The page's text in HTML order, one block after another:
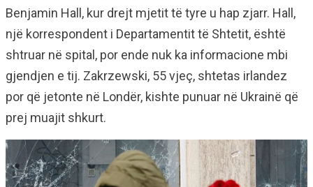
Benjamin Hall, kur drejt mjetit të tyre u hap zjarr. Hall,
një korrespondent i Departamentit të Shtetit, është
shtruar në spital, por ende nuk ka informacione mbi
gjendjen e tij. Zakrzewski, 55 vjeç, shtetas irlandez
por që jetonte në Londër, kishte punuar në Ukrainë që
prej muajit shkurt.